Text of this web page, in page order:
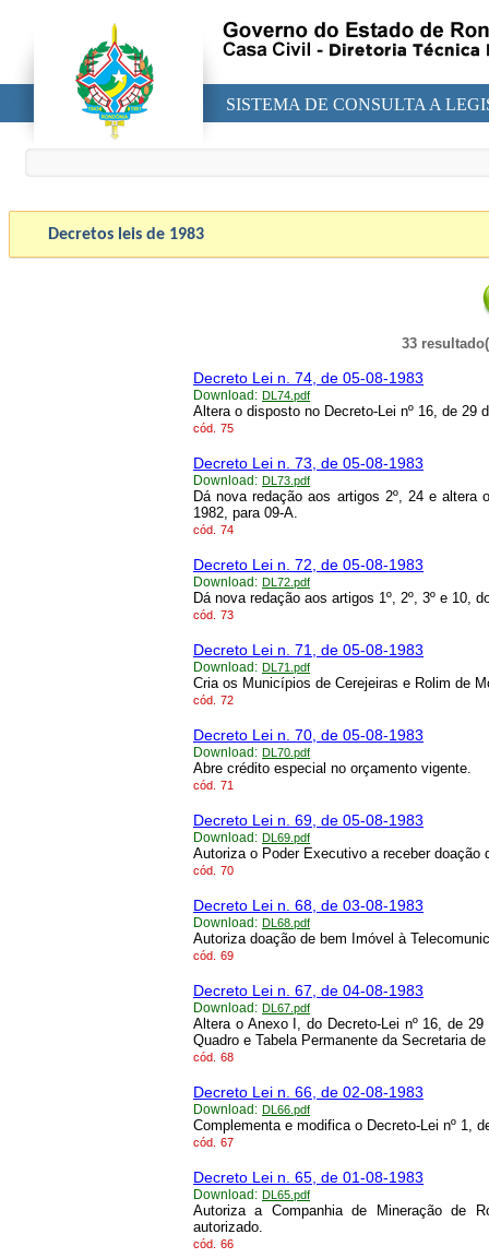
SISTEMA DE CONSULTA A
Decretos leis de 1983
33
Decreto Lei n. 74, de 05-08-1983
Download: DL74.pdf
Altera o disposto no Decreto-Lei nº 16, de 29
cód. 75
Decreto Lei n. 73, de 05-08-1983
Download: DL73.pdf
Dá nova redação aos artigos 2º, 24 e altera
1982, para 09-A.
cód. 74
Decreto Lei n. 72, de 05-08-1983
Download: DL72.pdf
Dá nova redação aos artigos 1º, 2º, 3º e 10,
cód. 73
Decreto Lei n. 71, de 05-08-1983
Download: DL71.pdf
Cria os Municípios de Cerejeiras e Rolim de
cód. 72
Decreto Lei n. 70, de 05-08-1983
Download: DL70.pdf
Abre crédito especial no orçamento vigente.
cód. 71
Decreto Lei n. 69, de 05-08-1983
Download: DL69.pdf
Autoriza o Poder Executivo a receber doação
cód. 70
Decreto Lei n. 68, de 03-08-1983
Download: DL68.pdf
Autoriza doação de bem Imóvel à
cód. 69
Decreto Lei n. 67, de 04-08-1983
Download: DL67.pdf
Altera o Anexo I, do Decreto-Lei nº 16, de
Quadro e Tabela Permanente da Secretaria
cód. 68
Decreto Lei n. 66, de 02-08-1983
Download: DL66.pdf
Complementa e modifica o Decreto-Lei nº 1,
cód. 67
Decreto Lei n. 65, de 01-08-1983
Download: DL65.pdf
Autoriza a Companhia de Mineração de
autorizado.
cód. 66